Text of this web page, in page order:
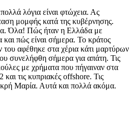
λόγια είναι φτώχεια. Ας
μομφής κατά της κυβέρνησης.
Όλα! Πώς ήταν η Ελλάδα με
πώς είναι σήμερα. Το κράτος
του αφέθηκε στα χέρια κάτι μαρτύρων
συνελήφθη σήμερα για απάτη. Τις
με χρήματα που πήγαιναν στα
τις κυπριακές offshore. Τις
Μαρία. Αυτά και πολλά ακόμα.